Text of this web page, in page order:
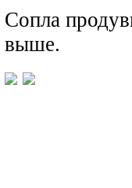
Сопла
выше.